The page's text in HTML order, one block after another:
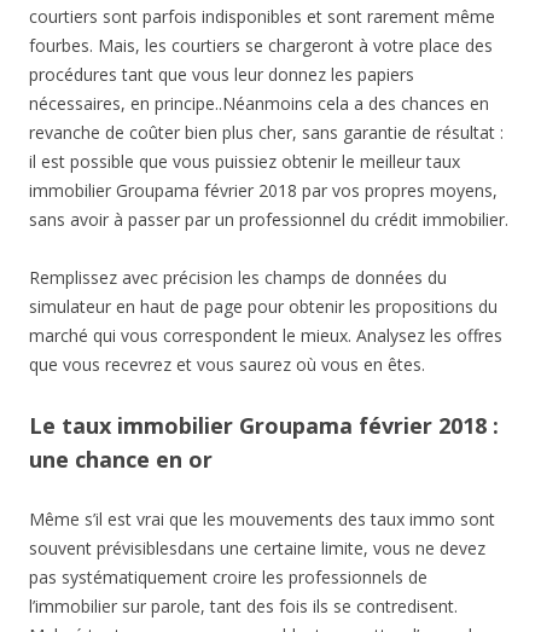
courtiers sont parfois indisponibles et sont rarement même
fourbes. Mais, les courtiers se chargeront à votre place des
procédures tant que vous leur donnez les papiers
nécessaires, en principe..Néanmoins cela a des chances en
revanche de coûter bien plus cher, sans garantie de résultat :
il est possible que vous puissiez obtenir le meilleur taux
immobilier Groupama février 2018 par vos propres moyens,
sans avoir à passer par un professionnel du crédit immobilier.
Remplissez avec précision les champs de données du
simulateur en haut de page pour obtenir les propositions du
marché qui vous correspondent le mieux. Analysez les offres
que vous recevrez et vous saurez où vous en êtes.
Le taux immobilier Groupama février 2018 :
une chance en or
Même s’il est vrai que les mouvements des taux immo sont
souvent prévisiblesdans une certaine limite, vous ne devez
pas systématiquement croire les professionnels de
l’immobilier sur parole, tant des fois ils se contredisent.